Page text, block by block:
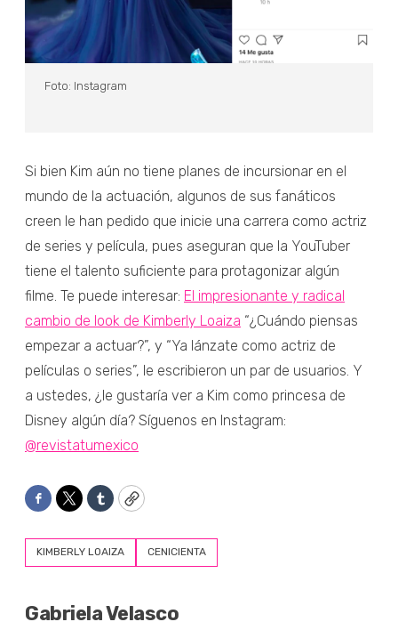
Foto: Instagram
Si bien Kim aún no tiene planes de incursionar en el
mundo de la actuación, algunos de sus fanáticos
creen le han pedido que inicie una carrera como actriz
de series y película, pues aseguran que la YouTuber
tiene el talento suficiente para protagonizar algún
filme. Te puede interesar: El impresionante y radical
cambio de look de Kimberly Loaiza “¿Cuándo piensas
empezar a actuar?”, y “Ya lánzate como actriz de
películas o series”, le escribieron un par de usuarios. Y
a ustedes, ¿le gustaría ver a Kim como princesa de
Disney algún día? Síguenos en Instagram:
@revistatumexico
Facebook
TwitterTumblrCopy
KIMBERLY LOAIZA CENICIENTA
Gabriela Velasco